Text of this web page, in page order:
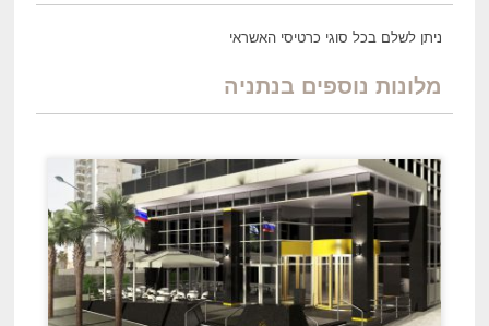
ניתן לשלם בכל סוגי כרטיסי האשראי
מלונות נוספים בנתניה